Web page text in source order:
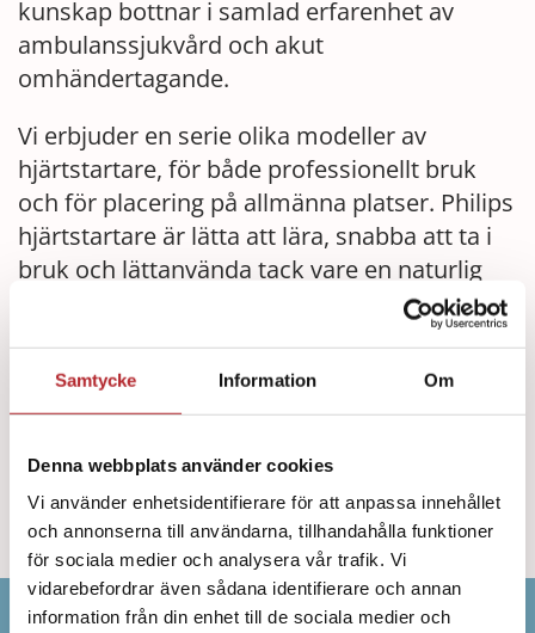
Samtycke Information Om
Denna webbplats använder cookies
Vi använder enhetsidentifierare för att anpassa innehållet
och annonserna till användarna, tillhandahålla funktioner
för sociala medier och analysera vår trafik. Vi
vidarebefordrar även sådana identifierare och annan
information från din enhet till de sociala medier och
kunskap bottnar i samlad erfarenhet av
ambulanssjukvård och akut
omhändertagande.
Vi erbjuder en serie olika modeller av
hjärtstartare, för både professionellt bruk
och för placering på allmänna platser. Philips
hjärtstartare är lätta att lära, snabba att ta i
bruk och lättanvända tack vare en naturlig
röstinstruktion som leder användaren
I vår nya webbutik hittar du ett stort utbud av
OM OSS